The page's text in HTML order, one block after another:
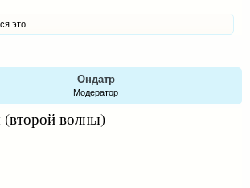
это.
Ондатр
Модератор
волны)